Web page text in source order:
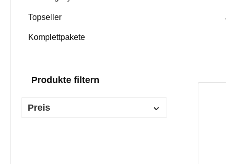
Topseller
Komplettpakete
Produkte filtern
Preis